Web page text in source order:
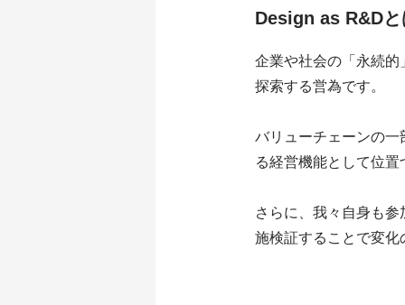
Design as R&Dと
企業や社会の「永続
探索する営為です。
バリューチェーンの
る経営機能として位
さらに、我々自身も
施検証することで変